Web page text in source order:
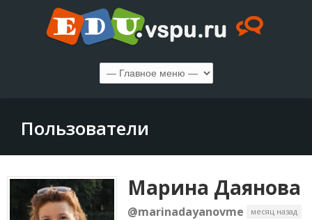
Пользователи
Марина Даянова
@marinadayanovme месяц назад